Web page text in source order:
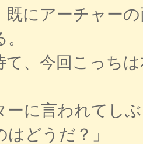
既にアーチャー
て、今回こっち
に言われてし
はどうだ？」